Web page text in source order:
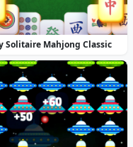
Solitaire Mahjong Classic